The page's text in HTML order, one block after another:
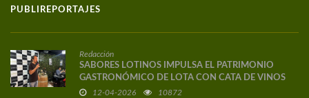
PUBLIREPORTAJES
Redacción
SABORES LOTINOS IMPULSA EL PATRIMONIO
GASTRONÓMICO DE LOTA CON CATA DE VINOS
DE AUTOR
12-04-2026 10872